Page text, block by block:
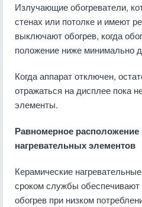
Излучающие обогреватели,
стенах или потолке и имеют
выключают обогрев, когда
положение ниже минимально
Когда аппарат отключен,
отражаться на дисплее пока
элементы.
Равномерное
нагревательных элементов
Керамические
сроком службы
обогрев при низком